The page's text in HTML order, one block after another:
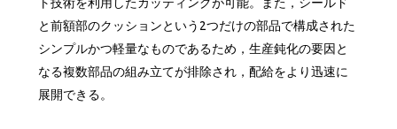
ト技術を利用したカッティングが可能。また，シールド
と前額部のクッションという2つだけの部品で構成された
シンプルかつ軽量なものであるため，生産鈍化の要因と
なる複数部品の組み立てが排除され，配給をより迅速に
展開できる。